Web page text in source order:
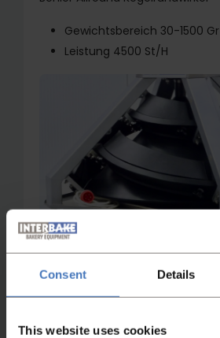
Consent Details
This website uses cookies
Gewichtsbereich 30-1500 Gr
Leistung 4500 St/H